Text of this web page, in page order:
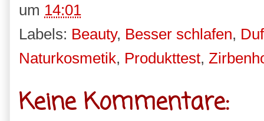
um 14:01
Labels: Beauty, Besser schlafen,
Naturkosmetik, Produkttest,
Keine Kommentare: